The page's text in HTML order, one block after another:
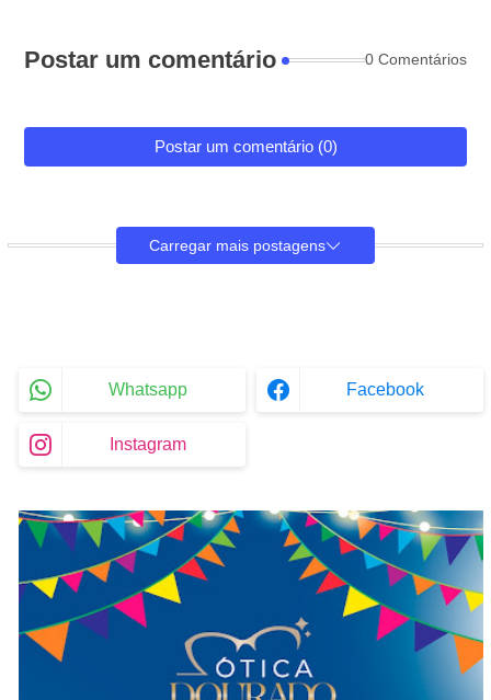
Postar um comentário 0 Comentários
Postar um comentário (0)
Carregar mais postagens
Whatsapp Facebook
Instagram